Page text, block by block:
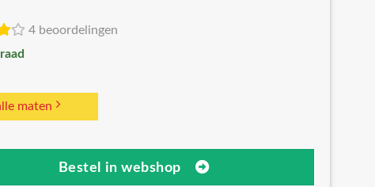
€7,99.
4 beoordelingen
maten
Bestel in webshop